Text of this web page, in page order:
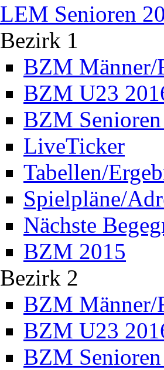
LEM Senioren
Bezirk 1
BZM Männer/
BZM U23
BZM
LiveTicker
Tabellen/
Spielpläne/
Nächste
BZM 2015
Bezirk 2
BZM Männer/
BZM U23
BZM